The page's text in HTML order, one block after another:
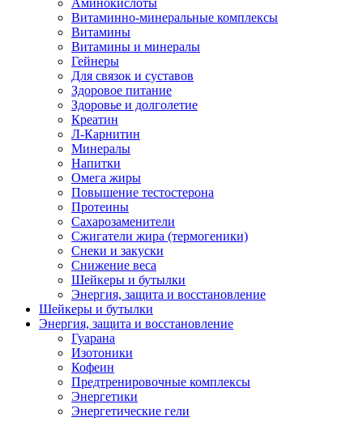
Витаминно-минеральные комплексы
Витамины
Витамины и минералы
Гейнеры
Для связок и суставов
Здоровое питание
Здоровье и долголетие
Креатин
Л-Карнитин
Минералы
Напитки
Омега жиры
Повышение тестостерона
Протеины
Сахарозаменители
Сжигатели жира (термогеники)
Снеки и закуски
Снижение веса
Шейкеры и бутылки
Энергия, защита и восстановление
Шейкеры и бутылки
Энергия, защита и восстановление
Гуарана
Изотоники
Кофеин
Предтренировочные комплексы
Энергетики
Энергетические гели